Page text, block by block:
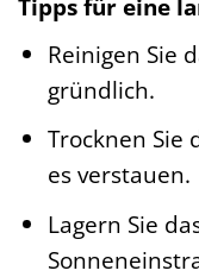
Tipps für eine
Reinigen Sie
gründlich.
Trocknen Sie
es verstauen.
Lagern Sie